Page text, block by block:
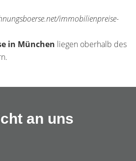
immobilienpreise-
in München liegen oberhalb des
an uns